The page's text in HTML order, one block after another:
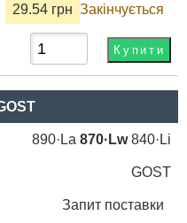
29.54 грн Закінчується
890·La870·Lw840·Li
GOST
Запит поставки